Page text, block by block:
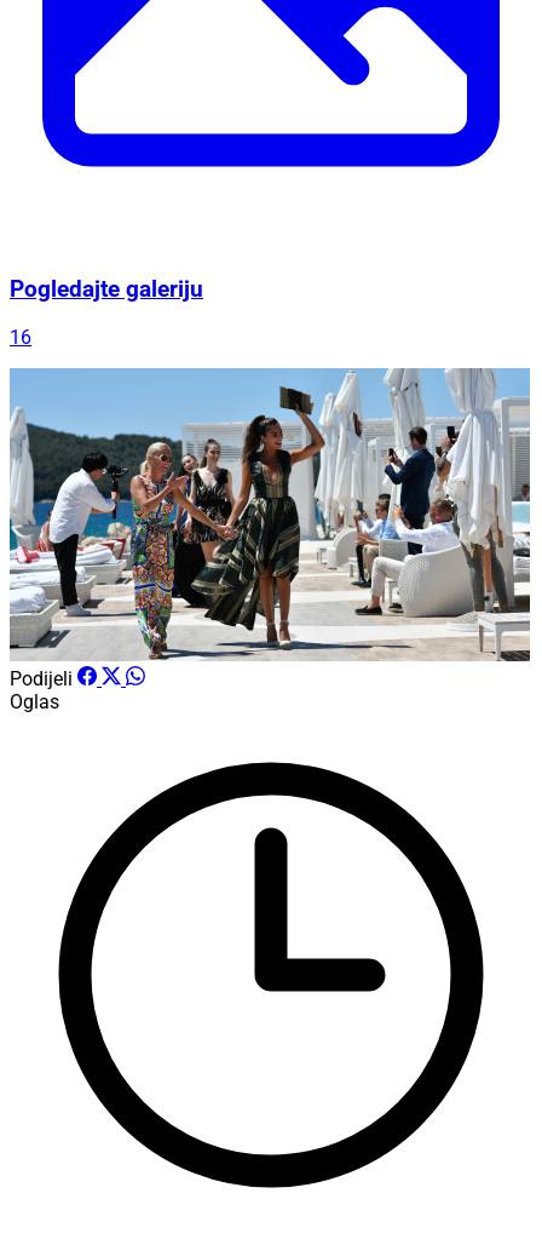
Pogledajte galeriju
16
Podijeli
Oglas